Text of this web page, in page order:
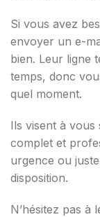
Si vous avez
envoyer un e-
bien. Leur ligne
temps, donc
quel moment.
Ils visent à
complet et
urgence ou
disposition.
N’hésitez pas à